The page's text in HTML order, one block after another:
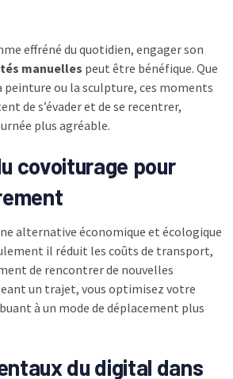
effréné du quotidien, engager son
manuelles peut être bénéfique. Que
peinture ou la sculpture, ces moments
de s’évader et de se recentrer,
plus agréable.
covoiturage pour
alternative économique et écologique
il réduit les coûts de transport,
de rencontrer de nouvelles
un trajet, vous optimisez votre
à un mode de déplacement plus
du digital dans